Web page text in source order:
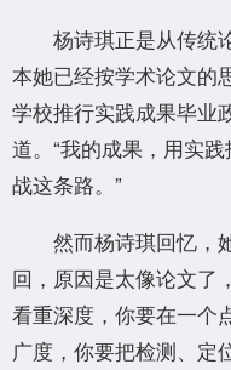
杨诗琪正是从传统
本她已经按学术论文的
学校推行实践成果毕业
道。“我的成果，用实
战这条路。”
然而杨诗琪回忆，
回，原因是太像论文了
看重深度，你要在一个
广度，你要把检测、定